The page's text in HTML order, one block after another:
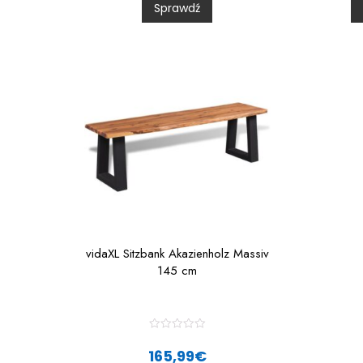
o
u
t
Sprawdź
t
vidaXL Sitzbank Akazienholz Massiv
145 cm
165,99€